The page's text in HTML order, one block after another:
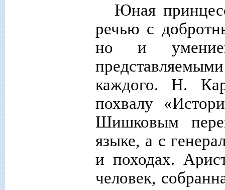
Юная
речью с
но и
каждого. Н.
похвалу
Шишковым
языке, а с
и походах.
человек,